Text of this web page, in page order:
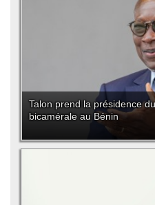
Talon prend la présidence
bicamérale au Bénin